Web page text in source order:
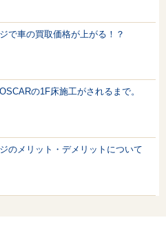
で車の買取価格が上がる！？
の1F床施工がされるまで。
のメリット・デメリットについて